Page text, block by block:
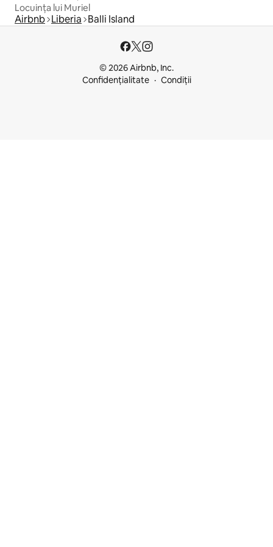
Locuința lui Muriel
Airbnb Liberia Balli Island
© 2026 Airbnb, Inc.
Confidențialitate
Condiții